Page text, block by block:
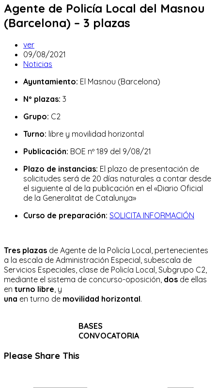
Agente de Policía Local del Masnou
(Barcelona) – 3 plazas
Autor
de
la
ver
Publicación
de
entrada:
09/08/2021
Categoría
la
Noticias
Ayuntamiento: El Masnou (Barcelona)
Nº plazas: 3
Grupo: C2
Turno: libre y movilidad horizontal
Publicación: BOE nº 189 del 9/08/21
Plazo de instancias: El plazo de presentación de
solicitudes será de 20 días naturales a contar desde
el siguiente al de la publicación en el «Diario Oficial
de la Generalitat de Catalunya»
Curso de preparación: SOLICITA INFORMACIÓN
Tres plazas de Agente de la Policía Local, pertenecientes
a la escala de Administración Especial, subescala de
Servicios Especiales, clase de Policía Local, Subgrupo C2,
mediante el sistema de concurso-oposición, dos de ellas
en turno libre , y
una en turno de movilidad horizontal.
BASES
CONVOCATORIA
Please Share ThisCompartir